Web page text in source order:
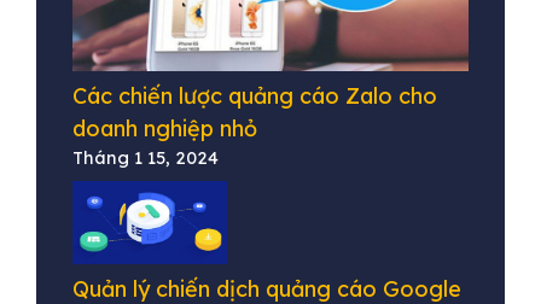
Các chiến lược quảng cáo Zalo cho
doanh nghiệp nhỏ
Tháng 1 15, 2024
Quản lý chiến dịch quảng cáo Google